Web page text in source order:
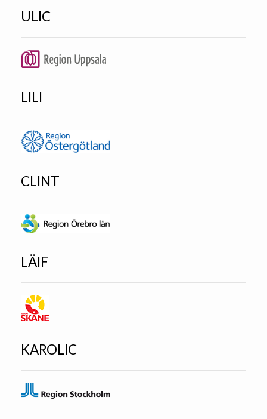
ULIC
LILI
CLINT
LÄIF
KAROLIC